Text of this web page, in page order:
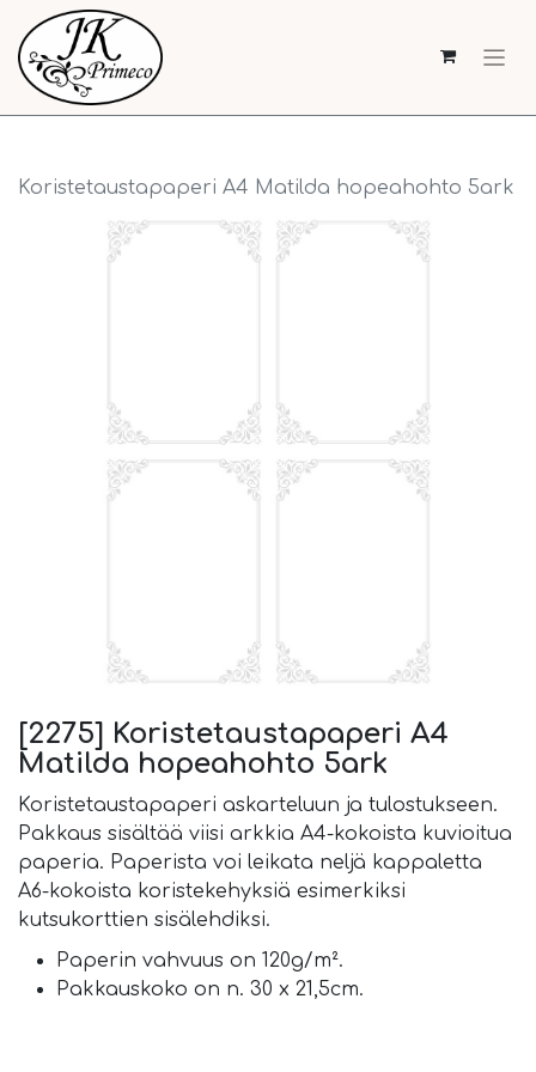
Koristetaustapaperi A4 Matilda hopeahohto 5ark
[2275] Koristetaustapaperi A4
Matilda hopeahohto 5ark
Koristetaustapaperi askarteluun ja tulostukseen.
Pakkaus sisältää viisi arkkia A4-kokoista kuvioitua
paperia. Paperista voi leikata neljä kappaletta
A6-kokoista koristekehyksiä esimerkiksi
kutsukorttien sisälehdiksi.
Paperin vahvuus on 120g/m².
Pakkauskoko on n. 30 x 21,5cm.